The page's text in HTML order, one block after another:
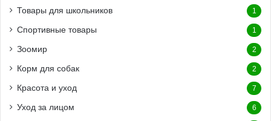
Товары для школьников 1
Спортивные товары 1
Зоомир 2
Корм для собак 2
Красота и уход 7
Уход за лицом 6